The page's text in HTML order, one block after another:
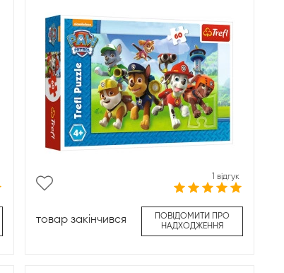
1 відгук
товар закінчився
ПОВІДОМИТИ ПРО
НАДХОДЖЕННЯ